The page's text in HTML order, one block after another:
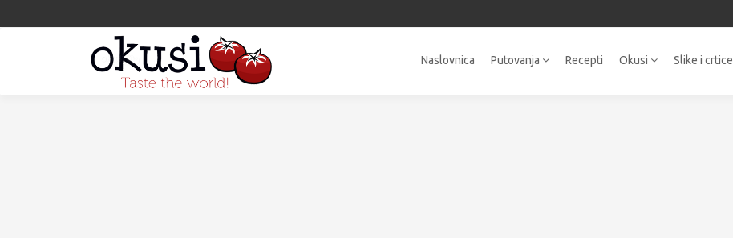
Naslovnica Putovanja Recepti Okusi Slike i crtice